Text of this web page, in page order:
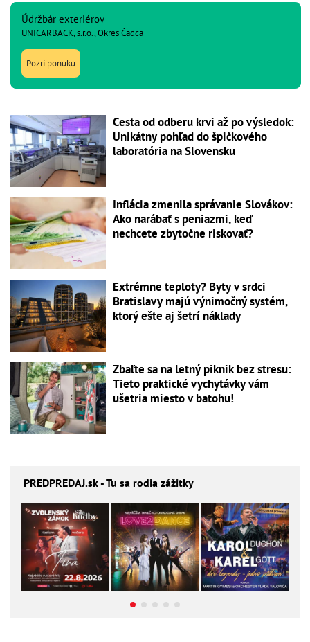
Údržbár exteriérov
UNICARBACK, s.r.o., Okres Čadca
Pozri ponuku
Cesta od odberu krvi až po výsledok:
Unikátny pohľad do špičkového
laboratória na Slovensku
Inflácia zmenila správanie Slovákov:
Ako narábať s peniazmi, keď
nechcete zbytočne riskovať?
Extrémne teploty? Byty v srdci
Bratislavy majú výnimočný systém,
ktorý ešte aj šetrí náklady
Zbaľte sa na letný piknik bez stresu:
Tieto praktické vychytávky vám
ušetria miesto v batohu!
PREDPREDAJ.sk - Tu sa rodia zážitky